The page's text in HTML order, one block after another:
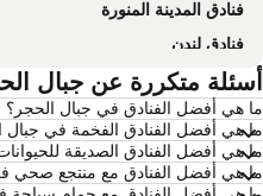
فنادق المدينة المنورة
فنادق لندن
فنادق القاهرة
فنادق العين السخنة
فنادق نيويورك
فنادق مومباي
متكررة عن جبال
هي أفضل الفنادق في جبال الحجر؟
هي أفضل الفنادق الفخمة في جبال
هي أفضل الفنادق الصديقة للحيوانات
هي أفضل الفنادق مع منتجع صحي في